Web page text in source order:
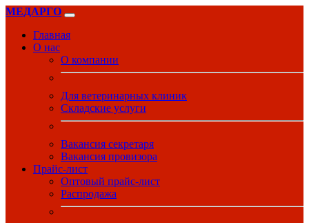
МЕДАРГО
Главная
О нас
О компании
Для ветеринарных клиник
Складские услуги
Вакансия секретаря
Вакансия провизора
Прайс-лист
Оптовый прайс-лист
Распродажа